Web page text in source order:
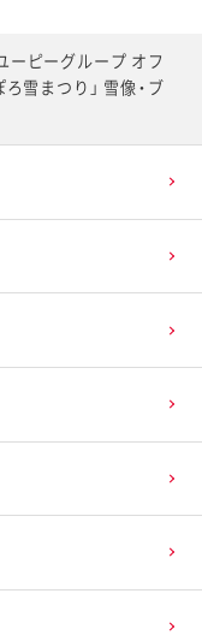
ーピーグループ オフ
ろ雪まつり」 雪像・ブ